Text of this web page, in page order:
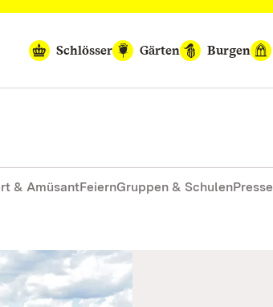
Schlösser
Gärten Burgen
& AmüsantFeiernGruppen & SchulenPresse